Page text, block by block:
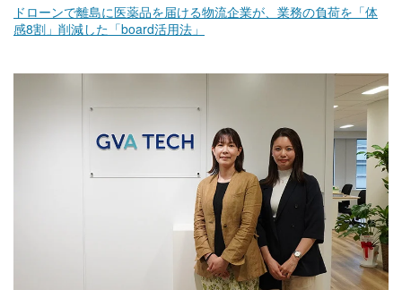
ドローンで離島に医薬品を届ける物流企業が、業務の負荷を「体
感8割」削減した「board活用法」